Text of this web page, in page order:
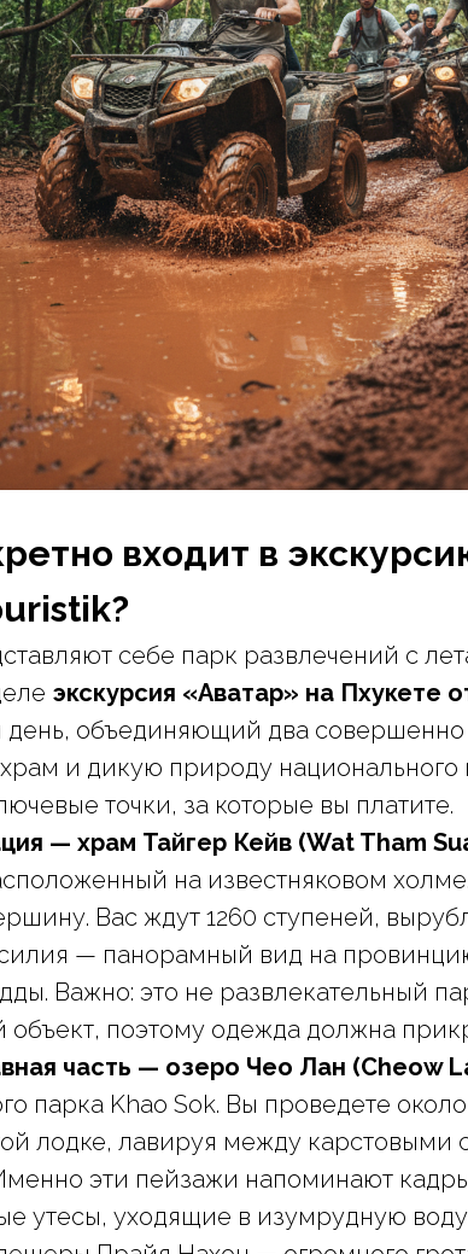
входит в
себе парк развлечений с
экскурсия «Аватар» на Пхукете
объединяющий два совершенно
и дикую природу национального
точки, за которые вы платите.
— храм Тайгер Кейв (Wat Tham
на известняковом
Вас ждут 1260 ступеней,
— панорамный вид на
Важно: это не развлекательный
объект, поэтому одежда должна
часть — озеро Чео Лан (Cheow
парка Khao Sok. Вы проведете около
лодке, лавируя между
эти пейзажи напоминают
утесы, уходящие в изумрудную